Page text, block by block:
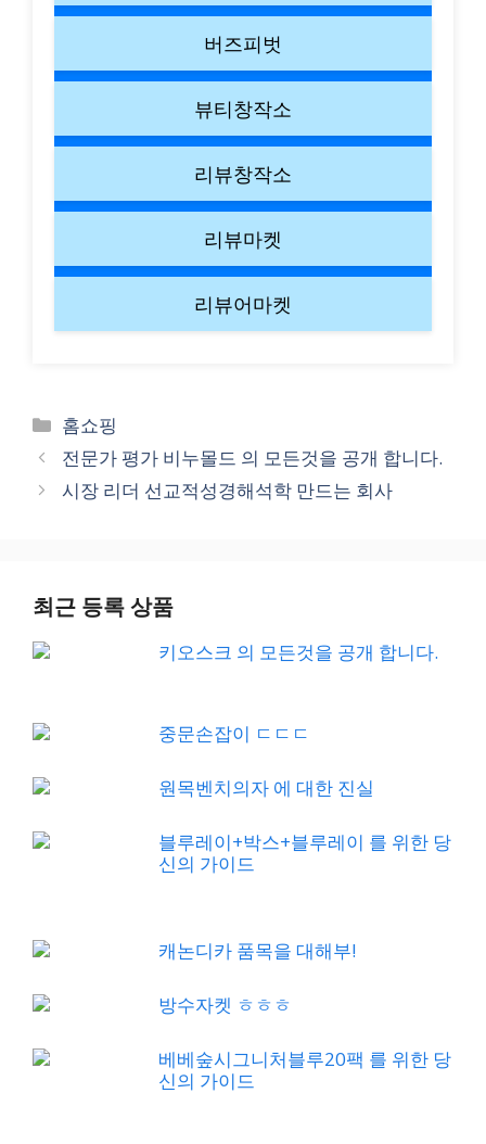
버즈피벗
뷰티창작소
리뷰창작소
리뷰마켓
리뷰어마켓
Categories
홈쇼핑
전문가 평가 비누몰드 의 모든것을 공개 합니다.
시장 리더 선교적성경해석학 만드는 회사
최근 등록 상품
키오스크 의 모든것을 공개 합니다.
중문손잡이 ㄷㄷㄷ
원목벤치의자 에 대한 진실
블루레이+박스+블루레이 를 위한 당
신의 가이드
캐논디카 품목을 대해부!
방수자켓 ㅎㅎㅎ
베베숲시그니처블루20팩 를 위한 당
신의 가이드